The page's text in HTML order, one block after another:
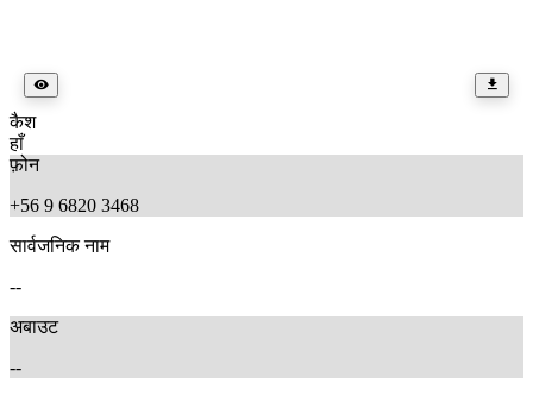
कैश
हाँ
फ़ोन
+56 9 6820 3468
सार्वजनिक नाम
--
अबाउट
--